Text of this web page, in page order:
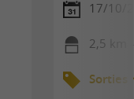
17/10/
2,5 km
Sorties